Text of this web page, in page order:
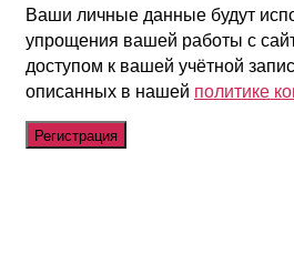
Ваши личные данные будут
упрощения вашей работы с
доступом к вашей учётной
описанных в нашей политике
Регистрация